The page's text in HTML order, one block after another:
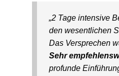
„2 Tage intensive
den wesentlichen
Das Versprechen
Sehr
profunde